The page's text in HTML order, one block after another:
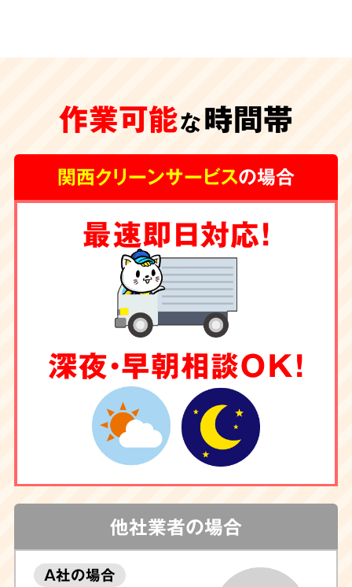
特殊清掃が遅れ、臭いや汚れが内装の下地にま
で及んでしまうと、その根源を取り除く為に内
装工事が必要な場合もございます。グループ会
社に工務店を有する弊社では清掃からリフォー
ムまで一手にお引き受けしております。
作業可能な時間帯
関西クリーンサービスの場合
最速即日対応！
深夜・早朝相談OK！
他社業者の場合
A社の場合